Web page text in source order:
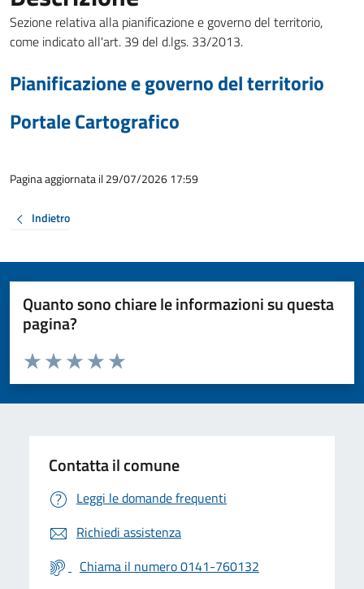
Sezione relativa alla pianificazione e governo del territorio,
come indicato all'art. 39 del d.lgs. 33/2013.
Pianificazione e governo del territorio
Portale Cartografico
Pagina aggiornata il 29/07/2026 17:59
Indietro
Quanto sono chiare le informazioni su questa
pagina?
Valuta da 1 a 5 stelle la pagina
Valuta 5 stelle su 5
Valuta 4 stelle su 5
Valuta 3 stelle su 5
Valuta 2 stelle su 5
Valuta 1 stelle su 5
Contatta il comune
Leggi le domande frequenti
Richiedi assistenza
Chiama il numero 0141-760132